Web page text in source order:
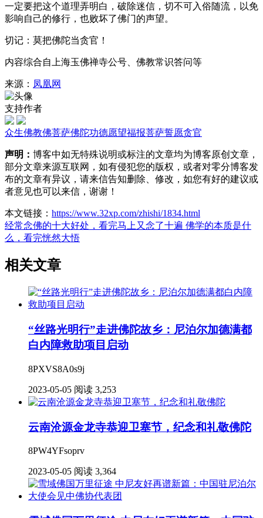
一定要把这个道理弄明白，破除迷信，切不可入俗随流，以免
影响自己的修行，也败坏了佛门的声望。
切记：莫把佛陀当贪官！
内容综合自上海玉佛禅寺公号、佛教常识答问等
来源： 凤凰网
支持作者
众生佛教佛菩萨佛陀功德愿望福报菩萨誓愿贪官
声明： 博客中如无特殊说明或标注的文章均为博客原创文章，
部分文章来源互联网，如有侵犯您的版权，或者对零分博客发
布的文章有异议，请来信告知删除、修改，如您有好的建议或
者意见也可以来信，谢谢！
本文链接： https://www.32xp.com/zhishi/1834.html
经常念佛的十大好处，看完马上又念了十遍 佛学的本质是什
么，看完恍然大悟
相关文章
“丝路光明行”走进佛陀故乡：尼泊尔加德满都
白内障救助项目启动
8PXVS8A0s9j
2023-05-05 阅读 3,253
云南沧源金龙寺恭迎卫塞节，纪念和礼敬佛陀
8PW4YFsoprv
2023-05-05 阅读 3,364